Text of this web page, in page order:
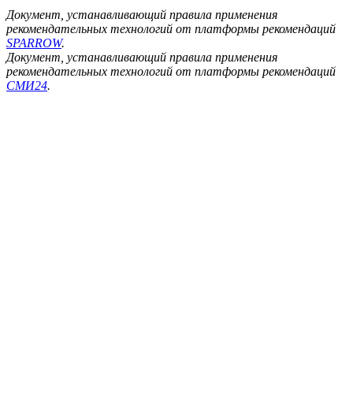
Документ, устанавливающий правила применения
рекомендательных технологий от платформы рекомендаций
SPARROW.
Документ, устанавливающий правила применения
рекомендательных технологий от платформы рекомендаций
СМИ24.